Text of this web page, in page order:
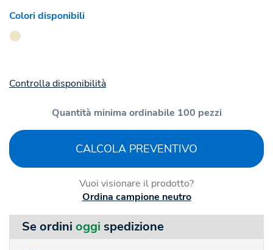
Colori disponibili
Controlla disponibilità
Quantità minima ordinabile 100 pezzi
CALCOLA PREVENTIVO
Vuoi visionare il prodotto?
Ordina campione neutro
Se ordini oggi spedizione